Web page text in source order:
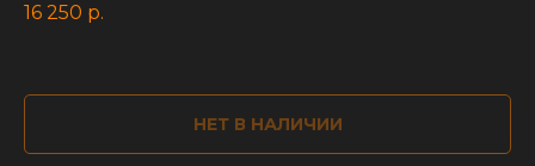
16 250 р.
НЕТ В НАЛИЧИИ